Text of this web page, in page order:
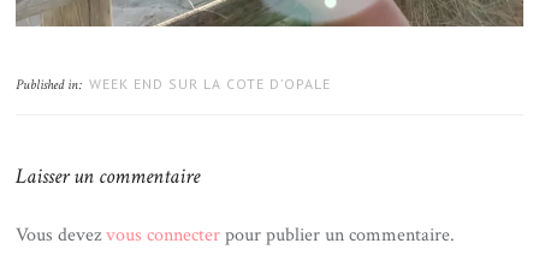
Published in: WEEK END SUR LA COTE D’OPALE
Laisser un commentaire
Vous devezvous connecterpour publier un commentaire.